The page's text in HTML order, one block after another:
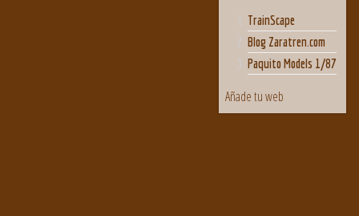
TrainScape
Blog Zaratren.com
Paquito Models 1/87
Añade tu web